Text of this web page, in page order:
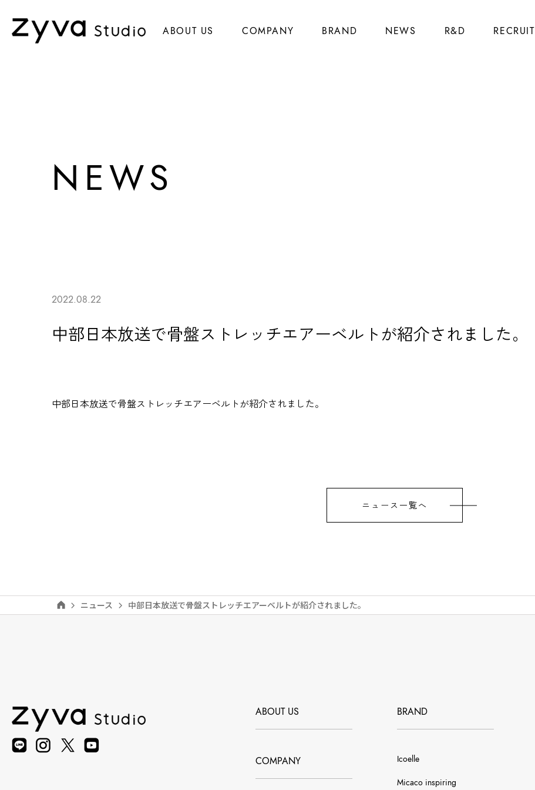
ABOUT US COMPANY BRAND NEWS R&D RECRUIT
NEWS
2022.08.22
中部日本放送で骨盤ストレッチエアーベルトが紹介されました。
中部日本放送で骨盤ストレッチエアーベルトが紹介されました。
ニュース一覧へ
ニュース 中部日本放送で骨盤ストレッチエアーベルトが紹介されました。
ABOUT US
COMPANY
BRAND
Icoelle
Micaco inspiring